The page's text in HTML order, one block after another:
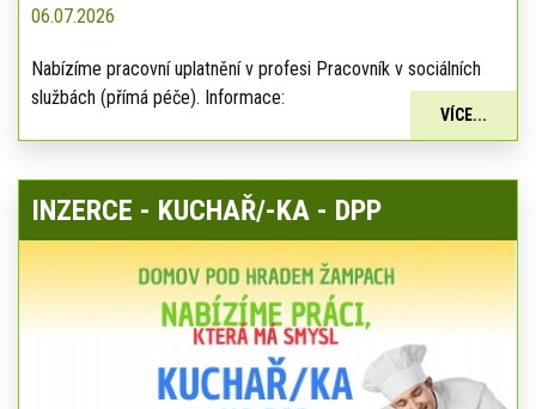
06.07.2026
Nabízíme pracovní uplatnění v profesi Pracovník v sociálních
službách (přímá péče). Informace:
VÍCE...
INZERCE - KUCHAŘ/-KA - DPP